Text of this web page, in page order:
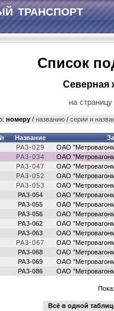
ТРАНСПОРТ
Список
Северная
на
номеру/ названию/ серии и
Название
РА3-029
ОАО
РА3-034
ОАО
РА3-047
ОАО
РА3-052
ОАО
РА3-053
ОАО
РА3-054
ОАО
РА3-055
ОАО
РА3-056
ОАО
РА3-062
ОАО
РА3-063
ОАО
РА3-067
ОАО
РА3-068
ОАО
РА3-069
ОАО
РА3-086
ОАО
Всё в одной